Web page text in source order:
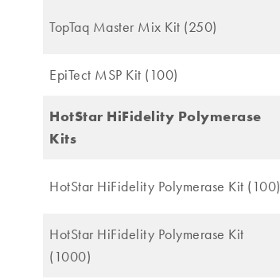
TopTaq Master Mix Kit (250)
EpiTect MSP Kit (100)
HotStar HiFidelity Polymerase
Kits
HotStar HiFidelity Polymerase Kit (100)
HotStar HiFidelity Polymerase Kit
(1000)